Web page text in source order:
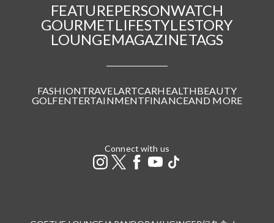
FEATUREPERSONWATCH
GOURMETLIFESTYLESTORY
LOUNGEMAGAZINETAGS
FASHIONTRAVELARTCARHEALTHBEAUTY
GOLFENTERTAINMENTFINANCEAND MORE
Connect with us